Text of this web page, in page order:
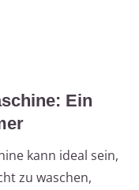
Ein
kann ideal sein,
zu waschen,